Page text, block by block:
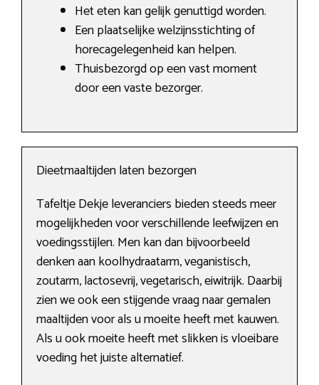
Het eten kan gelijk genuttigd worden.
Een plaatselijke welzijnsstichting of
horecagelegenheid kan helpen.
Thuisbezorgd op een vast moment
door een vaste bezorger.
Dieetmaaltijden laten bezorgen
Tafeltje Dekje leveranciers bieden steeds meer
mogelijkheden voor verschillende leefwijzen en
voedingsstijlen. Men kan dan bijvoorbeeld
denken aan koolhydraatarm, veganistisch,
zoutarm, lactosevrij, vegetarisch, eiwitrijk. Daarbij
zien we ook een stijgende vraag naar gemalen
maaltijden voor als u moeite heeft met kauwen.
Als u ook moeite heeft met slikken is vloeibare
voeding het juiste alternatief.